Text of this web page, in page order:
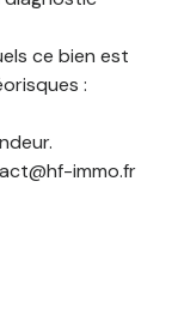
ce bien est
:
immo.fr